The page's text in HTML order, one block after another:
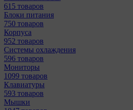
615 товаров
Блоки питания
750 товаров
Корпуса
952 товаров
Системы охлаждения
596 товаров
Мониторы
1099 товаров
Клавиатуры
593 товаров
Мышки